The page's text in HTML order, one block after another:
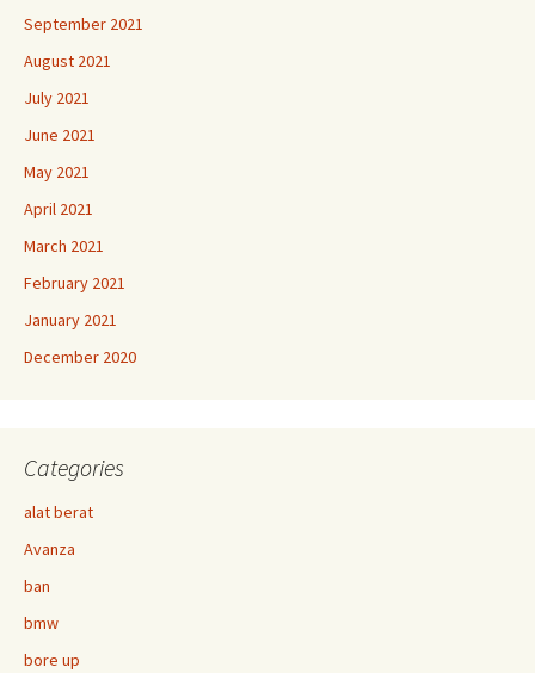
September 2021
August 2021
July 2021
June 2021
May 2021
April 2021
March 2021
February 2021
January 2021
December 2020
Categories
alat berat
Avanza
ban
bmw
bore up